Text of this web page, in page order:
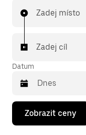
Zadej místo
Zadej cíl
Datum
Stisknutím
klávesy
se
Zobrazit ceny